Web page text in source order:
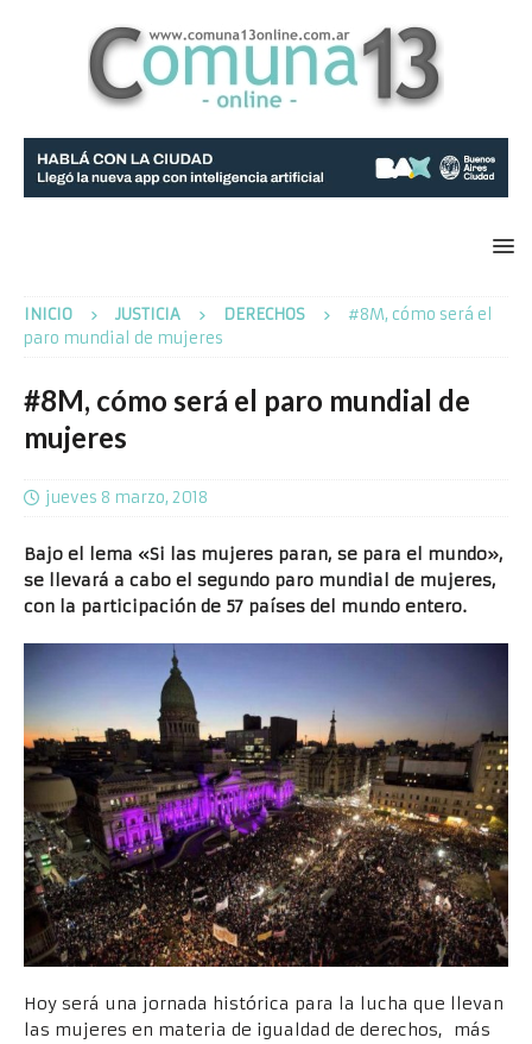
INICIO JUSTICIA DERECHOS
#8M, cómo será el
paro mundial de mujeres
#8M, cómo será el paro mundial de
mujeres
jueves 8 marzo, 2018
Bajo el lema «Si las mujeres paran, se para el mundo»,
se llevará a cabo el segundo paro mundial de mujeres,
con la participación de 57 países del mundo entero.
Hoy será una jornada histórica para la lucha que llevan
las mujeres en materia de igualdad de derechos, más